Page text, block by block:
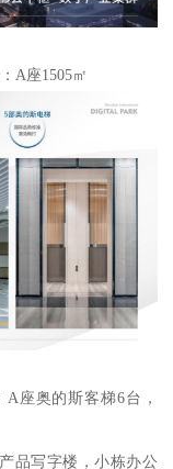
A座1505㎡
座奥的斯客梯6台，
品写字楼，小栋办公